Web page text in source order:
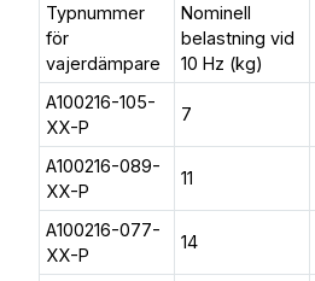
Typnummer
för
vajerdämpare
Nominell
belastning vid
10 Hz (kg)
A100216-105-
XX-P
7
A100216-089-
XX-P
11
A100216-077-
XX-P
14